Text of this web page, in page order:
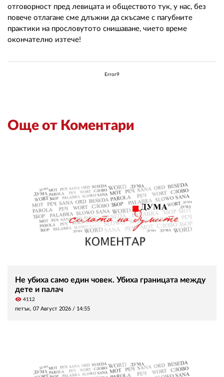
отговорност пред левицата и обществото тук, у нас, без
повече отлагане сме длъжни да скъсаме с пагубните
практики на прословутото снишаване, чието време
окончателно изтече!
Error9
Още от Коментари
Не убиха само един човек. Убиха границата между
дете и палач
visibility 4112
петък, 07 Август 2026 / 14:55